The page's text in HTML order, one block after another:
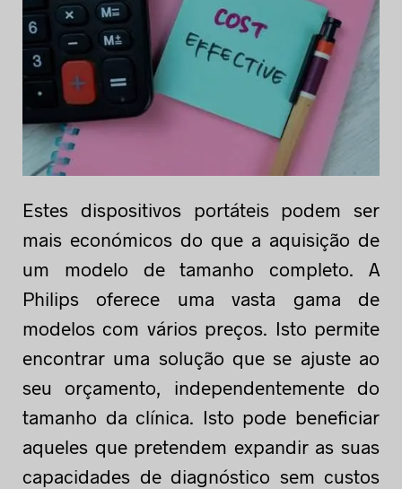
Estes dispositivos portáteis podem ser
mais económicos do que a aquisição de
um modelo de tamanho completo. A
Philips oferece uma vasta gama de
modelos com vários preços. Isto permite
encontrar uma solução que se ajuste ao
seu orçamento, independentemente do
tamanho da clínica. Isto pode beneficiar
aqueles que pretendem expandir as suas
capacidades de diagnóstico sem custos